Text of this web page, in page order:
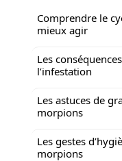
Comprendre le
mieux agir
Les
l’infestation
Les astuces de
morpions
Les gestes
morpions